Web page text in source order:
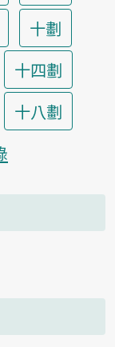
十劃
十四劃
十八劃